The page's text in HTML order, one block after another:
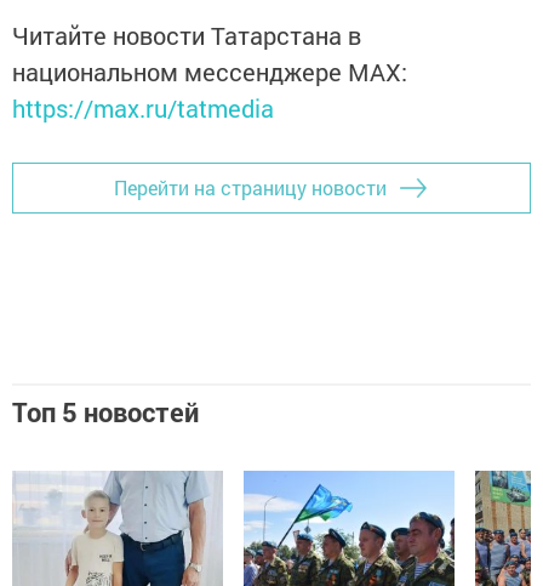
Читайте новости Татарстана в
национальном мессенджере MАХ:
https://max.ru/tatmedia
Перейти на страницу новости
Топ 5 новостей